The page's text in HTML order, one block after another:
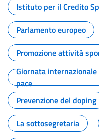
Istituto per il Credito
Parlamento europeo
Promozione attività
Giornata
pace
Prevenzione del doping
La sottosegretaria